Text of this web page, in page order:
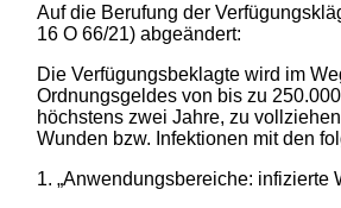
Auf die Berufung der
16 O 66/21) abgeändert:
Die Verfügungsbeklagte wird im
Ordnungsgeldes von bis zu
höchstens zwei Jahre, zu
Wunden bzw. Infektionen mit den
1. „Anwendungsbereiche: infizierte